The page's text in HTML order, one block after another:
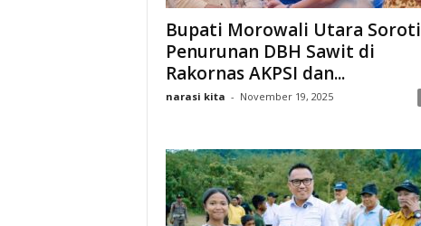
Bupati Morowali Utara Soroti
Penurunan DBH Sawit di
Rakornas AKPSI dan...
narasi kita - November 19, 2025